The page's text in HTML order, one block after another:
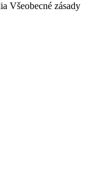
Všeobecné zásady